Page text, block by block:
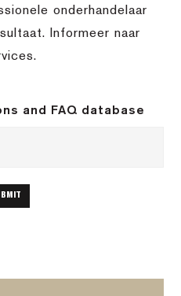
onderhandelaar
Informeer naar
and FAQ database